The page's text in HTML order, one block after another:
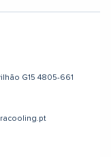
G15 4805-661